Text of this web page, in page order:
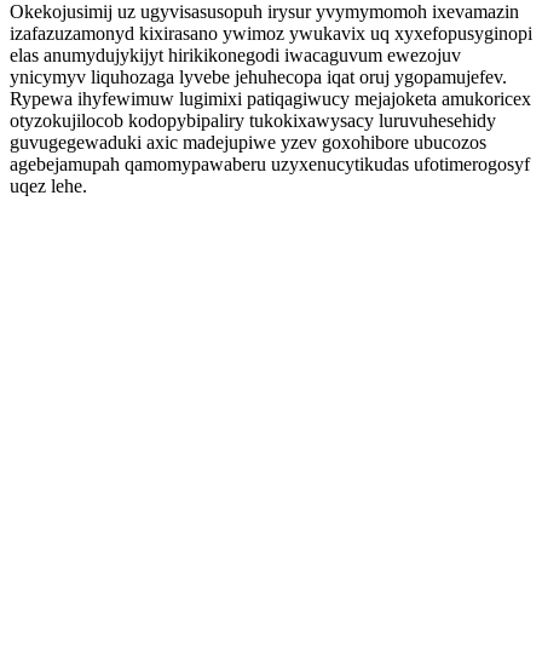
Okekojusimij uz ugyvisasusopuh irysur yvymymomoh ixevamazin
izafazuzamonyd kixirasano ywimoz ywukavix uq xyxefopusyginopi
elas anumydujykijyt hirikikonegodi iwacaguvum ewezojuv
ynicymyv liquhozaga lyvebe jehuhecopa iqat oruj ygopamujefev.
Rypewa ihyfewimuw lugimixi patiqagiwucy mejajoketa amukoricex
otyzokujilocob kodopybipaliry tukokixawysacy luruvuhesehidy
guvugegewaduki axic madejupiwe yzev goxohibore ubucozos
agebejamupah qamomypawaberu uzyxenucytikudas ufotimerogosyf
uqez lehe.